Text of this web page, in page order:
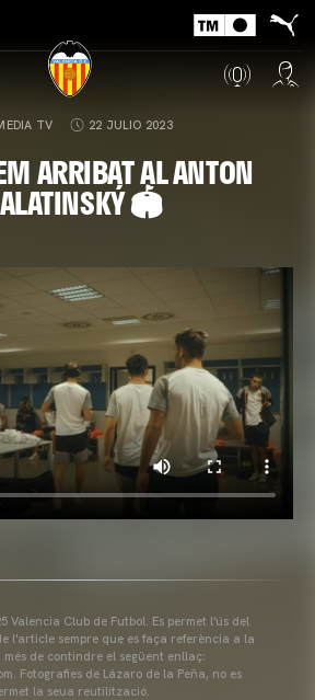
TV 22 JULIO 2023
ARRIBAT AL ANTON
🏟
Valencia Club de Futbol. Es permet l'ús del
l'article sempre que es faça referència a la
més de contindre el següent enllaç:
Fotografies de Lázaro de la Peña, no es
la seua reutilització.